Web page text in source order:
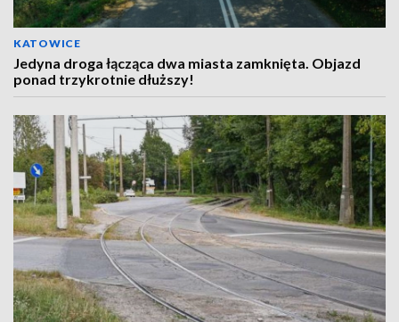
KATOWICE
Jedyna droga łącząca dwa miasta zamknięta. Objazd
ponad trzykrotnie dłuższy!